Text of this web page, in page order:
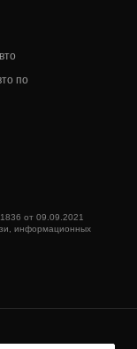
по
от 09.09.2021
информационных